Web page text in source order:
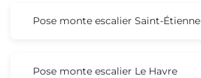
Pose monte escalier Saint-Étienne
Pose monte escalier Le Havre